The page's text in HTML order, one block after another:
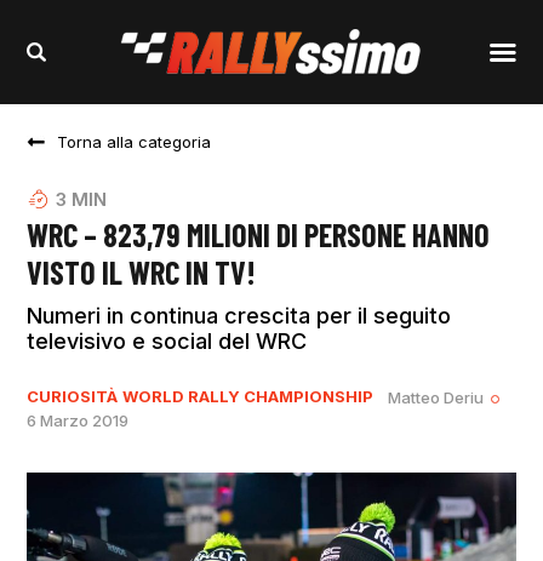
Torna alla categoria
3 MIN
WRC – 823,79 MILIONI DI PERSONE HANNO
VISTO IL WRC IN TV!
Numeri in continua crescita per il seguito
televisivo e social del WRC
CURIOSITÀ WORLD RALLY CHAMPIONSHIP
Matteo Deriu
6 Marzo 2019